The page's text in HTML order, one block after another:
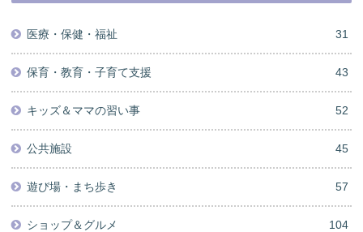
医療・保健・福祉 31
保育・教育・子育て支援 43
キッズ＆ママの習い事 52
公共施設 45
遊び場・まち歩き 57
ショップ＆グルメ 104